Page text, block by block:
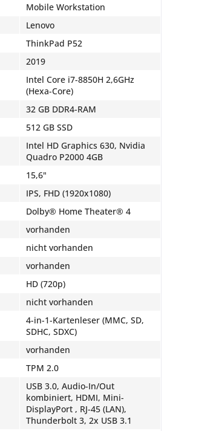
Mobile Workstation
Lenovo
ThinkPad P52
2019
Intel Core i7-8850H 2,6GHz
(Hexa-Core)
32 GB DDR4-RAM
512 GB SSD
Intel HD Graphics 630, Nvidia
Quadro P2000 4GB
15,6"
IPS, FHD (1920x1080)
Dolby® Home Theater® 4
vorhanden
nicht vorhanden
vorhanden
HD (720p)
nicht vorhanden
4-in-1-Kartenleser (MMC, SD,
SDHC, SDXC)
vorhanden
TPM 2.0
USB 3.0, Audio-In/Out
kombiniert, HDMI, Mini-
DisplayPort , RJ-45 (LAN),
Thunderbolt 3, 2x USB 3.1